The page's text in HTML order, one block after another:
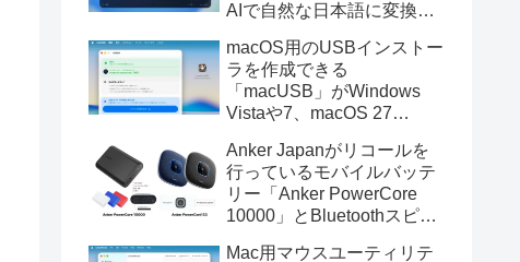
AIで自然な日本語に変換し
力アプリ「Nospace」がリ
リース。
macOS用のUSBインストー
ラを作成できる
「macUSB」がWindows
Vistaや7、macOS 27
トーラの作成に対応。
Anker Japanがリコールを
行っているモバイルバッテ
リー「Anker PowerCore
10000」とBluetoothスピー
Mac用マウスユーティリテ